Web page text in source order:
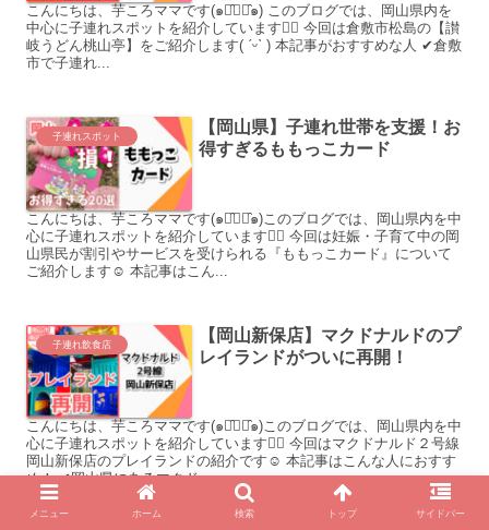
こんにちは、芋ころママです(๑･̑◡･̑๑) このブログでは、岡山県内を
中心に子連れスポットを紹介しています♡⃛ 今回は倉敷市松島の【讃
岐うどん桃山亭】をご紹介します( ˊᵕˋ ) 本記事がおすすめな人 ✔倉敷
市で子連れ...
子連れスポット
【岡山県】子連れ世帯を支援！お
得すぎるももっこカード
こんにちは、芋ころママです(๑･̑◡･̑๑)このブログでは、岡山県内を中
心に子連れスポットを紹介しています♡⃛ 今回は妊娠・子育て中の岡
山県民が割引やサービスを受けられる『ももっこカード』について
ご紹介します☺︎ 本記事はこん...
子連れ飲食店
【岡山新保店】マクドナルドのプ
レイランドがついに再開！
こんにちは、芋ころママです(๑･̑◡･̑๑)このブログでは、岡山県内を中
心に子連れスポットを紹介しています♡⃛ 今回はマクドナルド２号線
岡山新保店のプレイランドの紹介です☺︎ 本記事はこんな人におすす
め！ ✔岡山県にあるマクド...
メニュー ホーム 検索 トップ サイドバー